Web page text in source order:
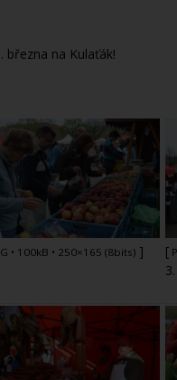
března na Kulaťák!
• 100kB • 250×165 (8bits) ]
[
3.